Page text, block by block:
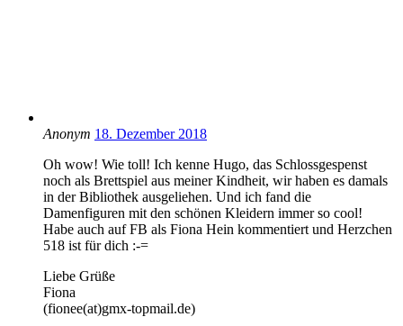
Anonym 18. Dezember 2018
Oh wow! Wie toll! Ich kenne Hugo, das Schlossgespenst
noch als Brettspiel aus meiner Kindheit, wir haben es damals
in der Bibliothek ausgeliehen. Und ich fand die
Damenfiguren mit den schönen Kleidern immer so cool!
Habe auch auf FB als Fiona Hein kommentiert und Herzchen
518 ist für dich :-=
Liebe Grüße
Fiona
(fionee(at)gmx-topmail.de)